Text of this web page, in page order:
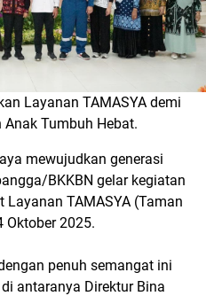
Layanan TAMASYA demi
Tumbuh Hebat.
mewujudkan generasi
BKKBN gelar kegiatan
TAMASYA (Taman
Oktober 2025.
penuh semangat ini
antaranya Direktur Bina